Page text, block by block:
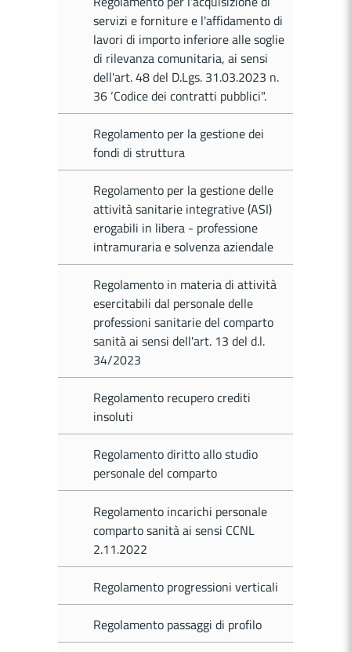
servizi e forniture e l'affidamento di
lavori di importo inferiore alle soglie
di rilevanza comunitaria, ai sensi
dell'art. 48 del D.Lgs. 31.03.2023 n.
36 ‘Codice dei contratti pubblici".
Regolamento per la gestione dei
fondi di struttura
Regolamento per la gestione delle
attività sanitarie integrative (ASI)
erogabili in libera - professione
intramuraria e solvenza aziendale
Regolamento in materia di attività
esercitabili dal personale delle
professioni sanitarie del comparto
sanità ai sensi dell'art. 13 del d.l.
34/2023
Regolamento recupero crediti
insoluti
Regolamento diritto allo studio
personale del comparto
Regolamento incarichi personale
comparto sanità ai sensi CCNL
2.11.2022
Regolamento progressioni verticali
Regolamento passaggi di profilo